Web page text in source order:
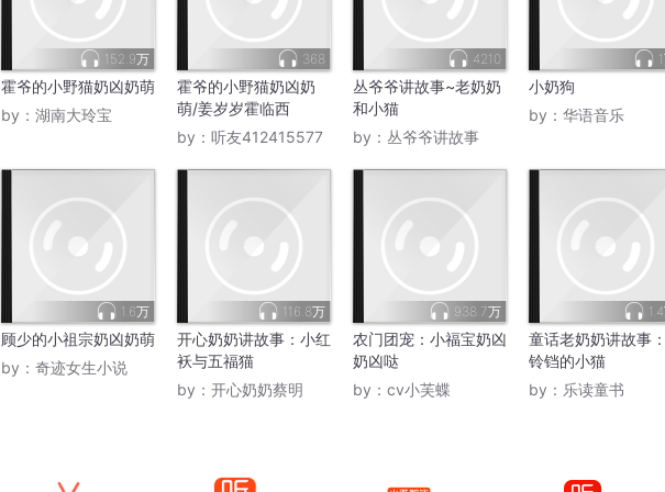
152.9万
霍爷的小野猫奶凶奶萌
by： 湖南大玲宝
368
霍爷的小野猫奶凶奶
萌/姜岁岁霍临西
by： 听友412415577
4210
丛爷爷讲故事~老奶奶
和小猫
by： 丛爷爷讲故事
小奶狗
by： 华语音乐
1.6万
顾少的小祖宗奶凶奶萌
by： 奇迹女生小说
116.8万
开心奶奶讲故事：小红
袄与五福猫
by： 开心奶奶蔡明
938.7万
农门团宠：小福宝奶凶
奶凶哒
by： cv小芙蝶
童话老奶奶讲故事
铃铛的小猫
by： 乐读童书